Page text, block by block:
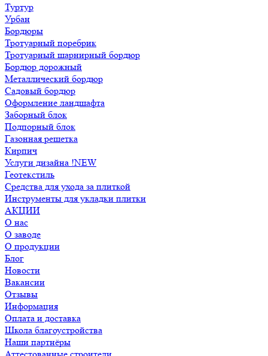
Туртур
Урбан
Бордюры
Тротуарный поребрик
Тротуарный шарнирный бордюр
Бордюр дорожный
Металлический бордюр
Садовый бордюр
Оформление ландшафта
Заборный блок
Подпорный блок
Газонная решетка
Кирпич
Услуги дизайна !NEW
Геотекстиль
Средства для ухода за плиткой
Инструменты для укладки плитки
АКЦИИ
О нас
О заводе
О продукции
Блог
Новости
Вакансии
Отзывы
Информация
Оплата и доставка
Школа благоустройства
Наши партнёры